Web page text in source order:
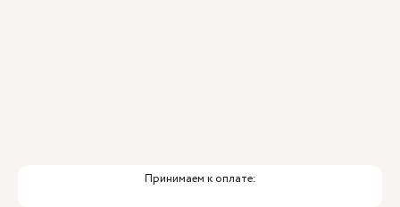
Принимаем к оплате: